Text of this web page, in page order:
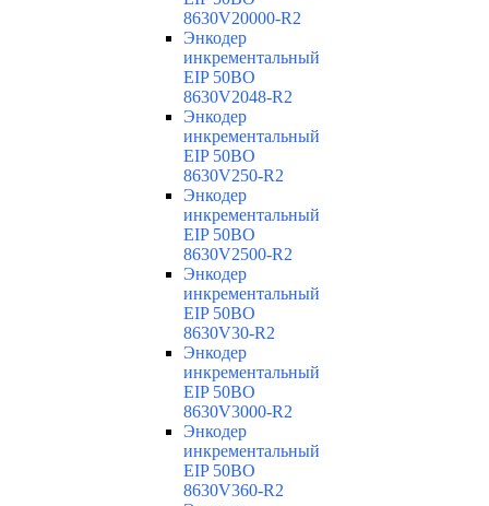
8630V20000-R2
Энкодер
инкрементальный
EIP 50BO
8630V2048-R2
Энкодер
инкрементальный
EIP 50BO
8630V250-R2
Энкодер
инкрементальный
EIP 50BO
8630V2500-R2
Энкодер
инкрементальный
EIP 50BO
8630V30-R2
Энкодер
инкрементальный
EIP 50BO
8630V3000-R2
Энкодер
инкрементальный
EIP 50BO
8630V360-R2